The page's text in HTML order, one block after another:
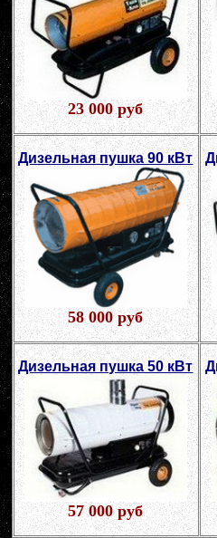
23 000 руб
Дизельная пушка 90 кВт
58 000 руб
Дизельная пушка 50 кВт
57 000 руб